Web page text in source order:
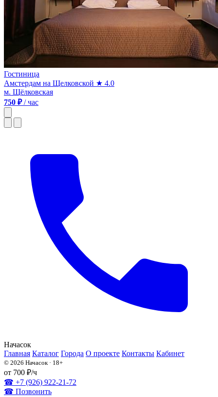
Гостиница
Амстердам на Щелковской ★ 4.0
м. Щёлковская
750 ₽/ час
Начасок
Главная Каталог Города О проекте Контакты Кабинет
© 2026 Начасок · 18+
от 700 ₽/ч
☎ +7 (926) 922-21-72
☎ Позвонить